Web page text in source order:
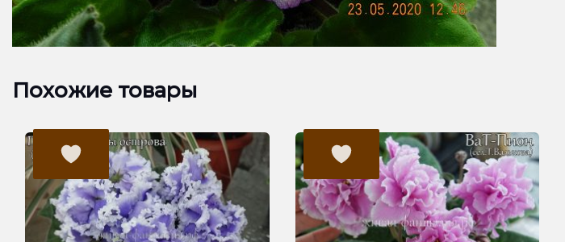
Похожие товары